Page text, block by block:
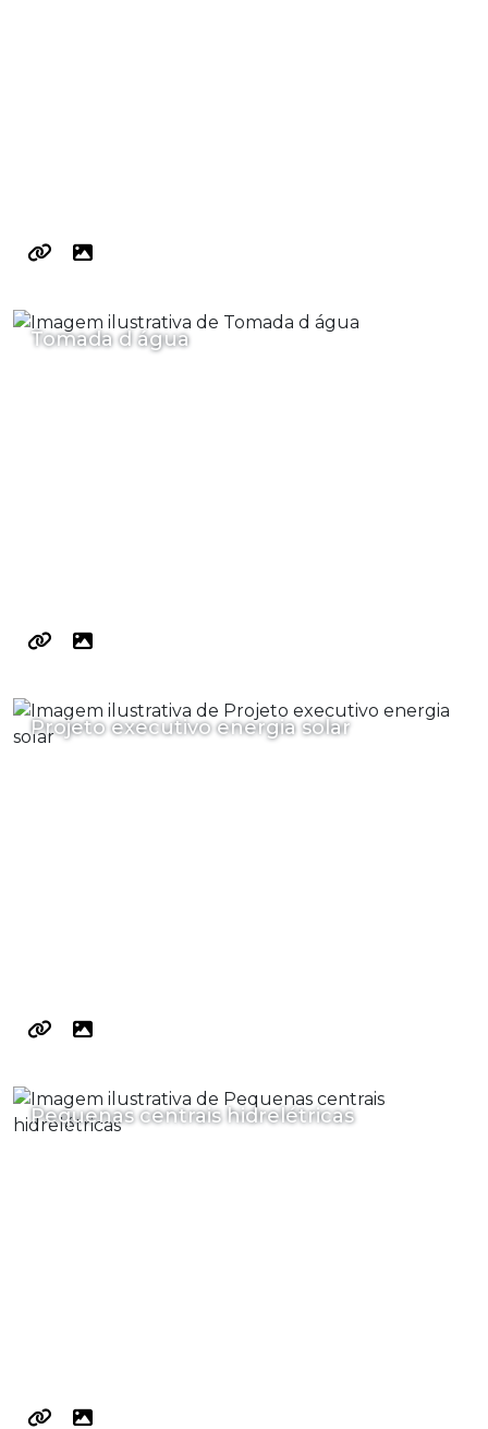
Tomada d água
Projeto executivo energia solar
Pequenas centrais hidrelétricas